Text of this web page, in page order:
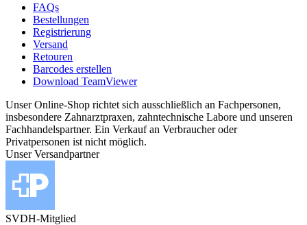
FAQs
Bestellungen
Registrierung
Versand
Retouren
Barcodes erstellen
Download TeamViewer
Unser Online-Shop richtet sich ausschließlich an Fachpersonen,
insbesondere Zahnarztpraxen, zahntechnische Labore und unseren
Fachhandelspartner. Ein Verkauf an Verbraucher oder
Privatpersonen ist nicht möglich.
Unser Versandpartner
SVDH-Mitglied